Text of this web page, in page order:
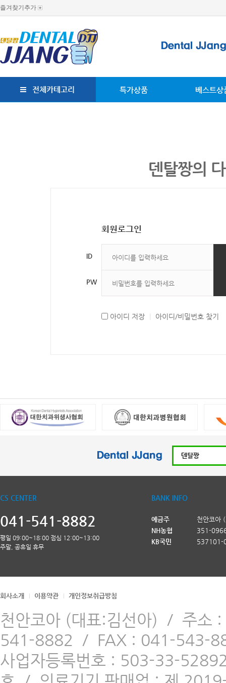
즐겨찾기추가
전체카테고리 특가상품 베스트상
덴탈짱의
회원로그인
ID
PW
아이디 저장 아이디/비밀번호 찾기
CS CENTER
041-541-8882
평일 09:00~18:00 점심 12:00~13:00
주말, 공휴일 휴무
BANK INFO
예금주
천안코아
NH농협
351-
KB국민
537101-
회사소개 이용약관 개인정보취급방침
천안코아 (대표:김선아) / 주소
541-8882 / FAX : 041-543-
사업자등록번호 : 503-33-